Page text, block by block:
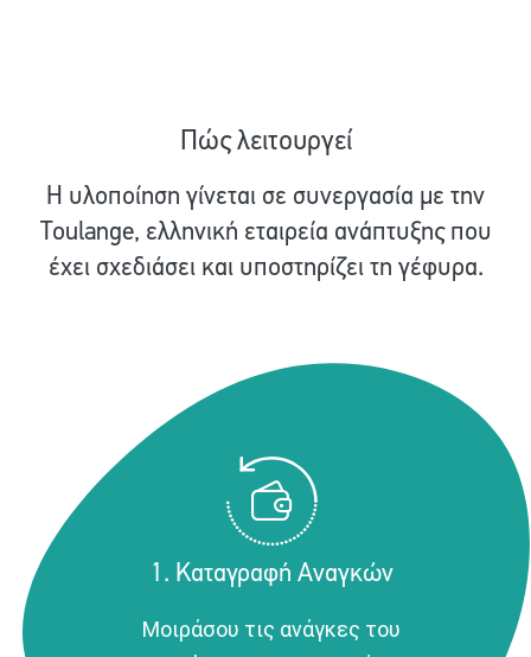
Πώς λειτουργεί
Η υλοποίηση γίνεται σε συνεργασία με την
Toulange, ελληνική εταιρεία ανάπτυξης που
έχει σχεδιάσει και υποστηρίζει τη γέφυρα.
1. Καταγραφή Αναγκών
Μοιράσου τις ανάγκες του